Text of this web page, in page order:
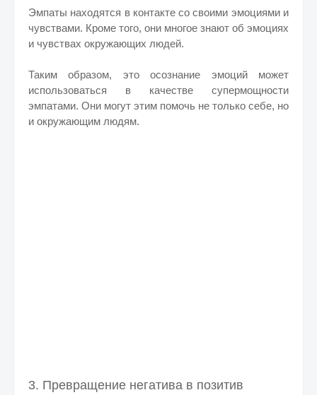
Эмпаты находятся в контакте со своими эмоциями и
чувствами. Кроме того, они многое знают об эмоциях
и чувствах окружающих людей.
Таким образом, это осознание эмоций может
использоваться в качестве супермощности
эмпатами. Они могут этим помочь не только себе, но
и окружающим людям.
3. Превращение негатива в позитив